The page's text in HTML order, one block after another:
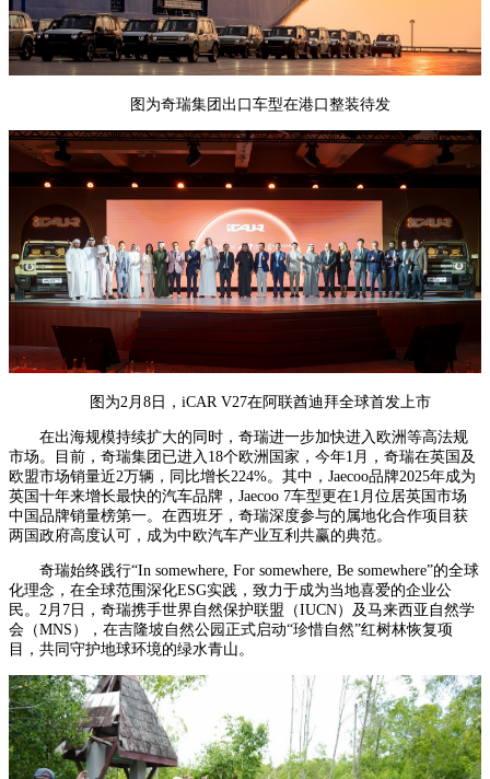
图为奇瑞集团出口车型在港口整装待发
图为2月8日，iCAR V27在阿联酋迪拜全球首发上市
在出海规模持续扩大的同时，奇瑞进一步加快进入欧洲等高法规
市场。目前，奇瑞集团已进入18个欧洲国家，今年1月，奇瑞在英国及
欧盟市场销量近2万辆，同比增长224%。其中，Jaecoo品牌2025年成为
英国十年来增长最快的汽车品牌，Jaecoo 7车型更在1月位居英国市场
中国品牌销量榜第一。在西班牙，奇瑞深度参与的属地化合作项目获
两国政府高度认可，成为中欧汽车产业互利共赢的典范。
奇瑞始终践行“In somewhere, For somewhere, Be somewhere”的全球
化理念，在全球范围深化ESG实践，致力于成为当地喜爱的企业公
民。2月7日，奇瑞携手世界自然保护联盟（IUCN）及马来西亚自然学
会（MNS），在吉隆坡自然公园正式启动“珍惜自然”红树林恢复项
目，共同守护地球环境的绿水青山。